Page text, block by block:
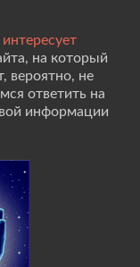
на который
вероятно, не
ответить на
информации